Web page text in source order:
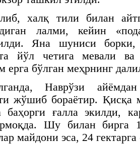
халқ тили билан
лалми, кейин
Яна шуниси борки,
йўл четига мевали ва
ерга бўлган меҳрнинг
Наврўзи
жўшиб бораётир. Қисқа
баҳорги ғалла экилди,
Шу билан бирга
майдони эса, 24